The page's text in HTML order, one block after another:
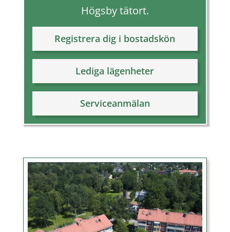
Högsby tätort.
Registrera dig i bostadskön
Lediga lägenheter
Serviceanmälan